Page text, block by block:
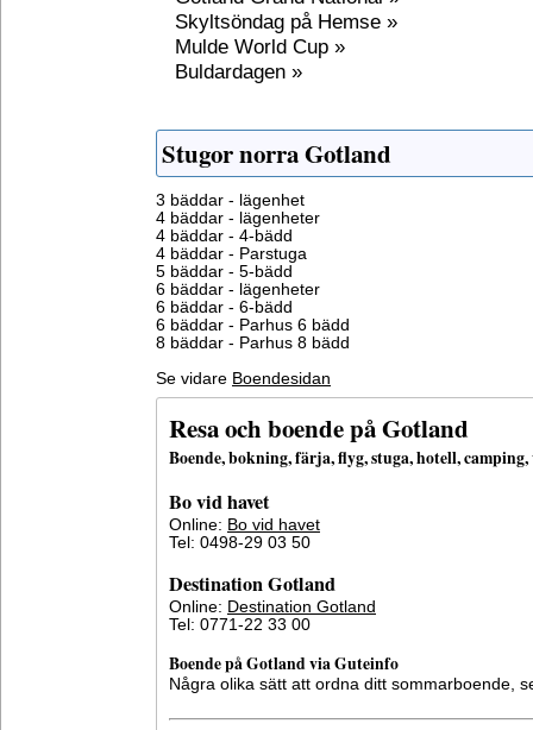
Skyltsöndag på Hemse »
Mulde World Cup »
Buldardagen »
Stugor norra Gotland
3 bäddar - lägenhet
4 bäddar - lägenheter
4 bäddar - 4-bädd
4 bäddar - Parstuga
5 bäddar - 5-bädd
6 bäddar - lägenheter
6 bäddar - 6-bädd
6 bäddar - Parhus 6 bädd
8 bäddar - Parhus 8 bädd
Se vidare Boendesidan
Resa och boende på Gotland
Boende, bokning, färja, flyg, stuga, hotell,
Bo vid havet
Online: Bo vid havet
Tel: 0498-29 03 50
Destination Gotland
Online: Destination Gotland
Tel: 0771-22 33 00
Boende på Gotland via Guteinfo
Några olika sätt att ordna ditt sommarboende,